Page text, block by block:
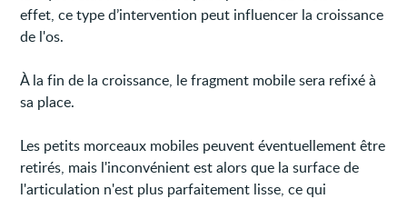
effet, ce type d’intervention peut influencer la croissance
de l'os.
À la fin de la croissance, le fragment mobile sera refixé à
sa place.
Les petits morceaux mobiles peuvent éventuellement être
retirés, mais l'inconvénient est alors que la surface de
l'articulation n'est plus parfaitement lisse, ce qui